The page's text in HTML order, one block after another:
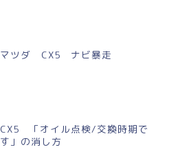
マツダ CX5 ナビ暴走
CX5 「オイル点検/交換時期で
す」の消し方